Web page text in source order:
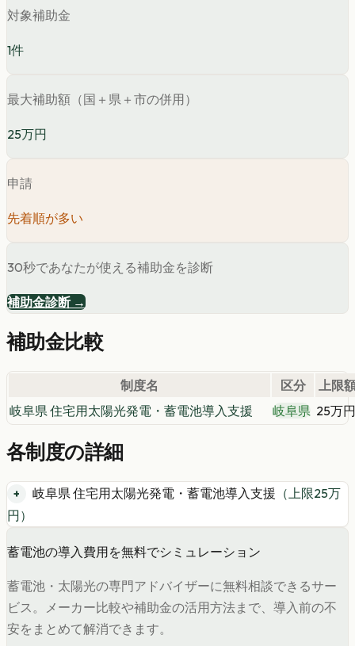
対象補助金
1件
最大補助額（国＋県＋市の併用）
25万円
申請
先着順が多い
30秒であなたが使える補助金を診断
補助金診断 →
補助金比較
制度名 区分
上限
岐阜県 住宅用太陽光発電・蓄電池導入支援
岐阜県 25万円
各制度の詳細
岐阜県 住宅用太陽光発電・蓄電池導入支援 （上限25万
円）
蓄電池の導入費用を無料でシミュレーション
蓄電池・太陽光の専門アドバイザーに無料相談できるサー
ビス。メーカー比較や補助金の活用方法まで、導入前の不
安をまとめて解消できます。